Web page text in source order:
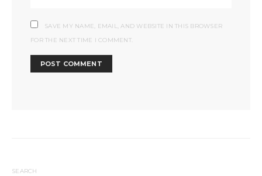
SAVE MY NAME, EMAIL, AND WEBSITE IN THIS BROWSER
FOR THE NEXT TIME I COMMENT.
SEARCH